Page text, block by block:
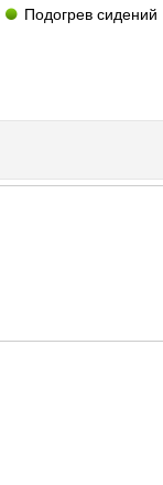
Подогрев сидений